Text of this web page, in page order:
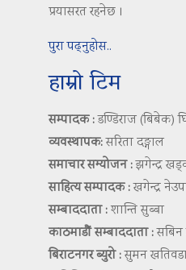
प्रयासरत रहनेछ ।
पुरा पढ्नुहोस..
हाम्रो टिम
सम्पादक :डण्डिराज (बिबेक)
व्यवस्थापक:सरिता दङ्गाल
समाचार सम्योजन :झगेन्द्र
साहित्य सम्पादक :खगेन्द्र
सम्बाददाता :शान्ति सुब्बा
काठमाडौं सम्बाददाता :सबिन
बिराटनगर ब्युरो :सुमन